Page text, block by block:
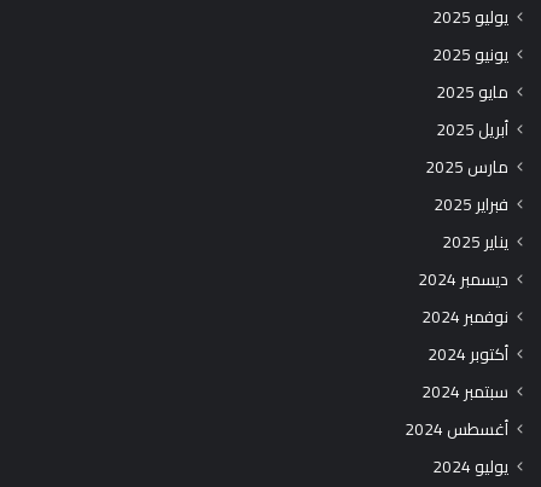
يوليو 2025
يونيو 2025
مايو 2025
أبريل 2025
مارس 2025
فبراير 2025
يناير 2025
ديسمبر 2024
نوفمبر 2024
أكتوبر 2024
سبتمبر 2024
أغسطس 2024
يوليو 2024